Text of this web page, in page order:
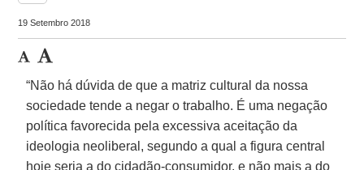
19 Setembro 2018
“Não há dúvida de que a matriz cultural da nossa
sociedade tende a negar o trabalho. É uma negação
política favorecida pela excessiva aceitação da
ideologia neoliberal, segundo a qual a figura central
hoje seria a do cidadão-consumidor, e não mais a do